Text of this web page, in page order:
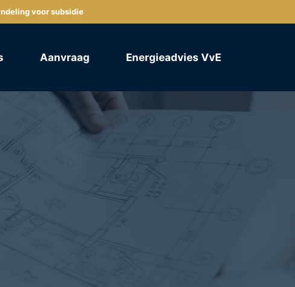
voor subsidie
Aanvraag Energieadvies VvE